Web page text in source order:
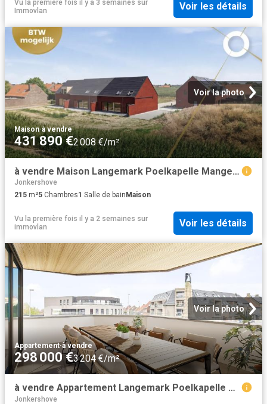
Vu la première fois il y a 3 semaines sur
Immovlan
Voir les détails
Voir la photo
Maison·à vendre
431 890 €2 008 €/m²
à vendre Maison Langemark Poelkapelle Mangelaarstraat
Jonkershove
215 m²5 Chambres1 Salle de bain Maison
Vu la première fois il y a 2 semaines sur
immovlan
Voir les détails
Voir la photo
Appartement·à vendre
298 000 €3 204 €/m²
à vendre Appartement Langemark Poelkapelle Brugseweg
Jonkershove